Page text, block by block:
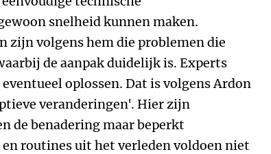
snelheid kunnen maken.
zijn volgens hem die problemen die
de aanpak duidelijk is. Experts
oplossen. Dat is volgens Ardon
veranderingen'. Hier zijn
de benadering maar beperkt
en routines uit het verleden voldoen niet